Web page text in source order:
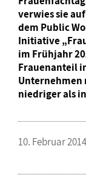
verwies sie
dem Public
Initiative
im Frühjahr
Frauenanteil
niedriger als
10. Februar 2014